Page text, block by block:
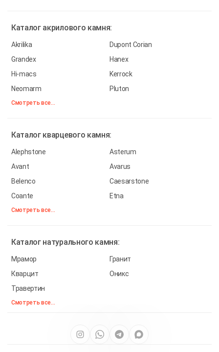
Каталог акрилового камня:
Akrilika
Dupont Corian
Grandex
Hanex
Hi-macs
Kerrock
Neomarm
Pluton
Смотреть все...
Каталог кварцевого камня:
Alephstone
Asterum
Avant
Avarus
Belenco
Caesarstone
Coante
Etna
Смотреть все...
Каталог натурального камня:
Мрамор
Гранит
Кварцит
Оникс
Травертин
Смотреть все...